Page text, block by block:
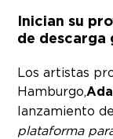
Inician su
de descarga
Los artistas
Hamburgo,
lanzamiento
plataforma